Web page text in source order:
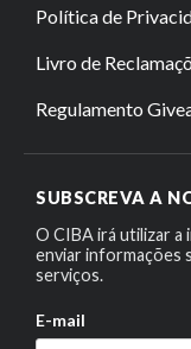
Política de
Livro de
Regulamento
SUBSCREVA A
O CIBA irá utilizar a
enviar informações
serviços.
E-mail